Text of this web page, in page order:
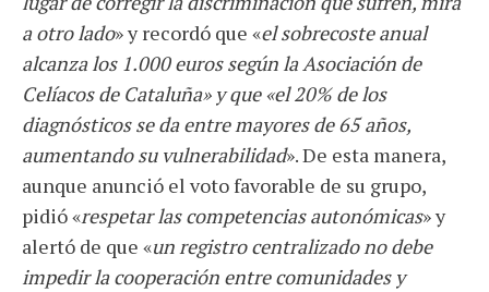
a otro lado» y recordó que «el sobrecoste anual
alcanza los 1.000 euros según la Asociación de
Celíacos de Cataluña» y que «el 20% de los
diagnósticos se da entre mayores de 65 años,
aumentando su vulnerabilidad». De esta manera,
aunque anunció el voto favorable de su grupo,
pidió «respetar las competencias autonómicas» y
alertó de que «un registro centralizado no debe
impedir la cooperación entre comunidades y